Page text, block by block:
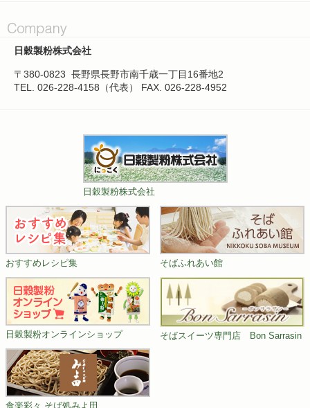
日穀製粉株式会社
〒380-0823 長野県長野市南千歳一丁目16番地2
TEL. 026-228-4158（代表）
FAX. 026-228-4952
日穀製粉株式会社
おすすめレシピ集 そばふれあい館
日穀製粉オンラインショップ そばスイーツ専門店 Bon Sarrasin
食楽彩々 そば処みよ田